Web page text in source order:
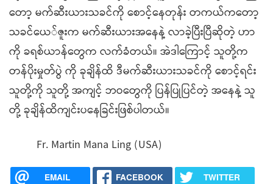
တော့ မက်ဆီးယားသခင်ကို စောင့်နေတုန်း တကယ်ကတော့
သခင်ယေ်ဇူးက မက်ဆီးယားအ‌နေနဲ့ လာခဲ့ပြီးပြီဆိုတဲ့ ဟာ
ကို ခရစ်ယာန်တွေက လက်ခံတယ်။ အဲဒါကြောင့် သူတို့က
တန်ပိုးမှုတ်ပွဲ ကို ခုချိန်ထိ ဒီမက်ဆီးယားသခင်ကို စောင့်ရင်း
သူတို့ကို သူတို့ အကျင့် ဘဝတွေကို ပြန်ပြုပြင်တဲ့ အနေနဲ့ သူ
တို့ ခုချိန်ထိကျင်းပနေခြင်းဖြစ်ပါတယ်။
Fr. Martin Mana Ling (USA)
EMAIL FACEBOOK TWITTER